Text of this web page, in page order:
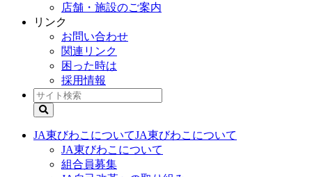
店舗・施設のご案内
リンク
お問い合わせ
関連リンク
困った時は
採用情報
JA東びわこについてJA東びわこについて
JA東びわこについて
組合員募集